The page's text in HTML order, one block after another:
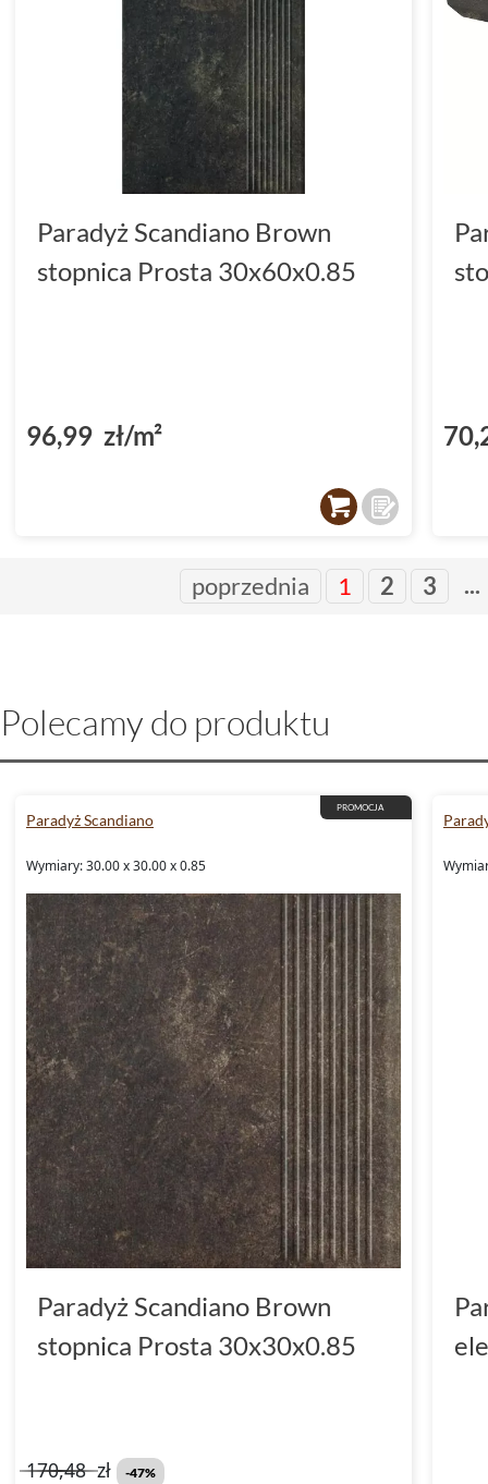
Paradyż Scandiano Brown
stopnica Prosta 30x60x0.85
96,99 zł/m²
poprzednia 1 2 3 ...
Polecamy do produktu
PROMOCJA
Paradyż Scandiano
Wymiary: 30.00 x 30.00 x 0.85
Paradyż Scandiano Brown
stopnica Prosta 30x30x0.85
170,48zł -47%